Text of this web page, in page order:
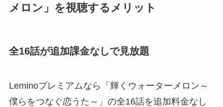
メロン」を視聴するメリット
全16話が追加課金なしで見放題
Leminoプレミアムなら「輝くウォーターメロン～
僕らをつなぐ恋うた～」の全16話を追加料金なし